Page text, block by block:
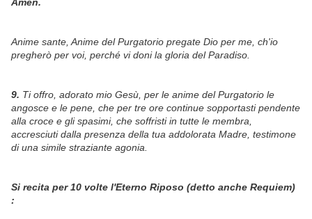
Anime sante, Anime del Purgatorio pregate Dio per me, ch'io
pregherò per voi, perché vi doni la gloria del Paradiso.
9. Ti offro, adorato mio Gesù, per le anime del Purgatorio le
angosce e le pene, che per tre ore continue sopportasti pendente
alla croce e gli spasimi, che soffristi in tutte le membra,
accresciuti dalla presenza della tua addolorata Madre, testimone
di una simile straziante agonia.
Si recita per 10 volte l'Eterno Riposo (detto anche Requiem)
: